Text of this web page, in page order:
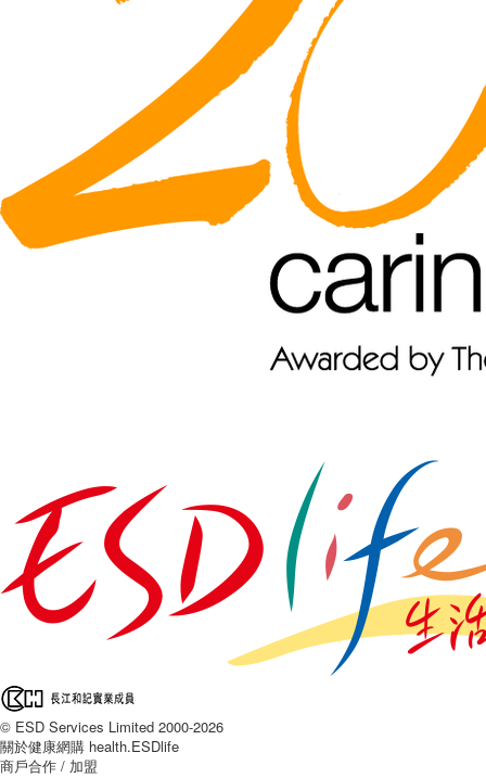
© ESD Services Limited 2000-2026
關於健康網購 health.ESDlife
商戶合作 / 加盟